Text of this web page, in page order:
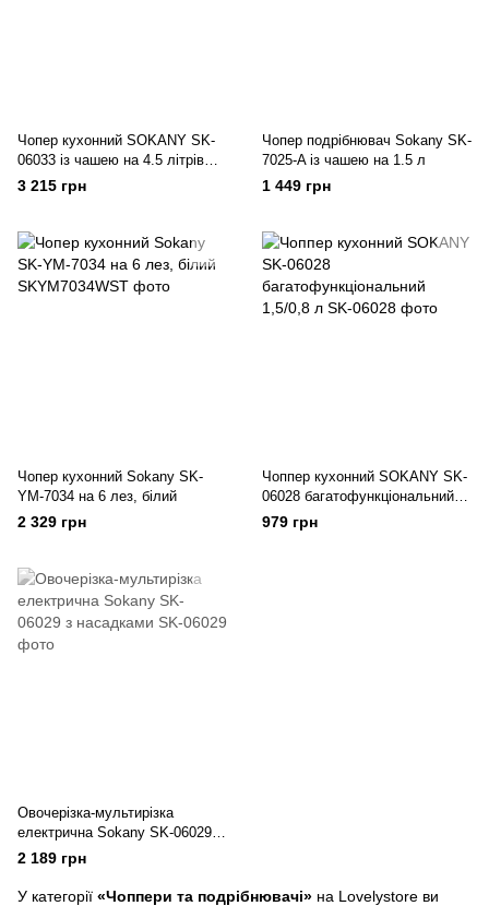
Чопер кухонний SOKANY SK-
06033 із чашею на 4.5 літрів
800 Вт
3 215 грн
Чопер подрібнювач Sokany SK-
7025-A із чашею на 1.5 л
1 449 грн
Чопер кухонний Sokany SK-
YM-7034 на 6 лез, білий
2 329 грн
Чоппер кухонний SOKANY SK-
06028 багатофункціональний
1,5/0,8 л
979 грн
Овочерізка-мультирізка
електрична Sokany SK-06029 з
насадками
2 189 грн
У категорії «Чоппери та подрібнювачі» на Lovelystore ви